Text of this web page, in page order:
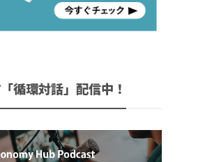
循環対話」配信中！